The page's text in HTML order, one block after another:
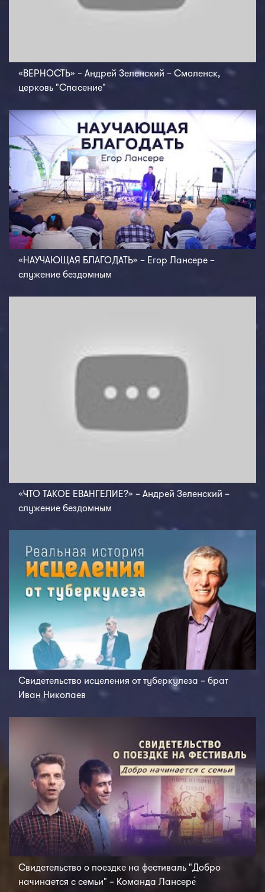
«ВЕРНОСТЬ» – Андрей Зеленский – Смоленск,
церковь "Спасение"
«НАУЧАЮЩАЯ БЛАГОДАТЬ» – Егор Лансере –
служение бездомным
«ЧТО ТАКОЕ ЕВАНГЕЛИЕ?» – Андрей Зеленский –
служение бездомным
Свидетельство исцеления от туберкулеза – брат
Иван Николаев
Свидетельство о поездке на фестиваль "Добро
начинается с семьи" – Команда Лансере́